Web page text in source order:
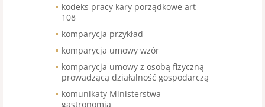
kodeks pracy kary porządkowe art
108
komparycja przykład
komparycja umowy wzór
komparycja umowy z osobą fizyczną
prowadzącą działalność gospodarczą
komunikaty Ministerstwa
gastronomia